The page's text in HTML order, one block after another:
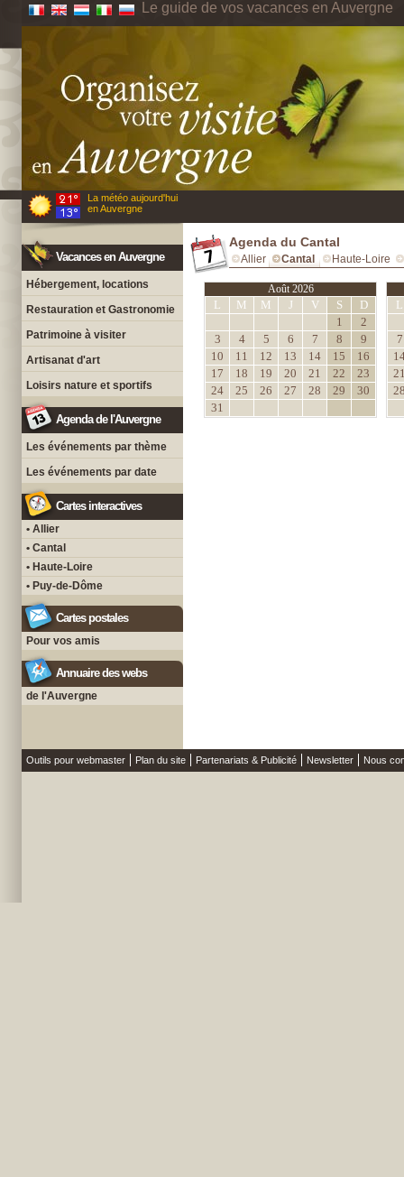
Le guide de vos vacances en Auvergne
La météo aujourd'hui
en Auvergne
Vacances en Auvergne
Hébergement, locations
Restauration et Gastronomie
Patrimoine à visiter
Artisanat d'art
Loisirs nature et sportifs
Agenda de l'Auvergne
Les événements par thème
Les événements par date
Cartes interactives
• Allier
• Cantal
• Haute-Loire
• Puy-de-Dôme
Cartes postales
Pour vos amis
Annuaire des webs
de l'Auvergne
Agenda du Cantal
Allier Cantal Haute-Loire
Août 2026
L M M J V S
D
1
2
3
4 5 6 7 8
9
10
11 12 13 14 15
16
17
18 19 20 21 22
23
24
25 26 27 28 29
30
31
L
7
Outils pour webmaster Plan du site Partenariats & Publicité Newsletter Nous